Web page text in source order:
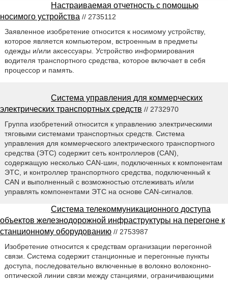
Настраиваемая отчетность с помощью
носимого устройства // 2735112
Заявленное изобретение относится к носимому устройству,
которое является компьютером, встроенным в предметы
одежды и/или аксессуары. Устройство информирования
водителя транспортного средства, которое включает в себя
процессор и память.
Система управления для коммерческих
электрических транспортных средств // 2732970
Группа изобретений относится к управлению электрическими
тяговыми системами транспортных средств. Система
управления для коммерческого электрического транспортного
средства (ЭТС) содержит сеть контроллеров (CAN),
содержащую несколько CAN-шин, подключенных к компонентам
ЭТС, и контроллер транспортного средства, подключенный к
CAN и выполненный с возможностью отслеживать и/или
управлять компонентами ЭТС на основе CAN-сигналов.
Система телекоммуникационного доступа
объектов железнодорожной инфраструктуры на перегоне к
станционному оборудованию // 2753987
Изобретение относится к средствам организации перегонной
связи. Система содержит станционные и перегонные пункты
доступа, последовательно включенные в волокно волоконно-
оптической линии связи между станциями, ограничивающими